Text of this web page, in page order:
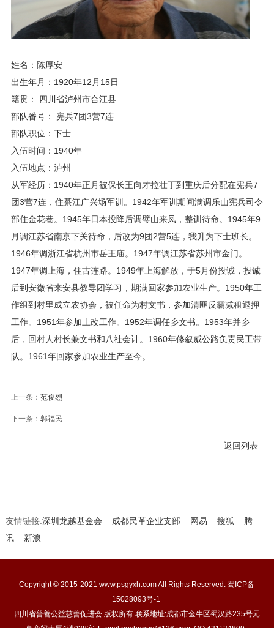
姓名：陈厚安
出生年月：1920年12月15日
籍贯： 四川省泸州市合江县
部队番号： 宪兵7团3营7连
部队职位：下士
入伍时间：1940年
入伍地点：泸州
从军经历：1940年正月被保长王向才拉壮丁到重庆后分配在宪兵7
团3营7连，住綦江广兴场军训。1942年军训期间满调乐山宪兵司令
部住金花巷。1945年日本投降后调璧山来凤，整训待命。1945年9
月调江苏省南京下关待命，后改为9团2营5连，我升为下士班长。
1946年调浙江省杭州市岳王庙。1947年调江苏省苏州市金门。
1947年调上海，住古连路。1949年上海解放，于5月份投诚，投诚
后到安徽省来安县教导团学习，期满回家参加农业生产。1950年工
作组到村里成立农协会，被任命为村文书，参加清匪反霸减租退押
工作。1951年参加土改工作。1952年调任乡文书。1953年并乡
后，回村人村长兼文书和八社会计。1960年修叙威公路负责民工带
队。1961年回家参加农业生产至今。
上一条： 范俊烈
下一条： 郭福民
返回列表
友情链接:深圳龙越基金会 成都民革企业支部 网易 搜狐
腾
讯
新浪
Copyright © 2015-2021 www.psgyxh.com All Rights Reserved.蜀ICP备
15028093号-1
四川省普善公益慈善促进会 版权所有 联系地址:成都市金牛区蜀汉路235号元